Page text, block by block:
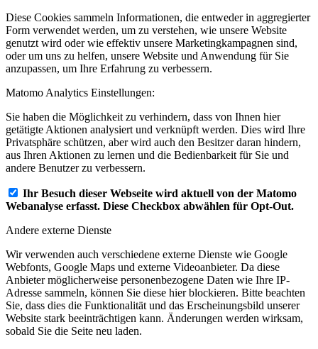
Diese Cookies sammeln Informationen, die entweder in aggregierter
Form verwendet werden, um zu verstehen, wie unsere Website
genutzt wird oder wie effektiv unsere Marketingkampagnen sind,
oder um uns zu helfen, unsere Website und Anwendung für Sie
anzupassen, um Ihre Erfahrung zu verbessern.
Matomo Analytics Einstellungen:
Sie haben die Möglichkeit zu verhindern, dass von Ihnen hier
getätigte Aktionen analysiert und verknüpft werden. Dies wird Ihre
Privatsphäre schützen, aber wird auch den Besitzer daran hindern,
aus Ihren Aktionen zu lernen und die Bedienbarkeit für Sie und
andere Benutzer zu verbessern.
Ihr Besuch dieser Webseite wird aktuell von der Matomo
Webanalyse erfasst. Diese Checkbox abwählen für Opt-Out.
Andere externe Dienste
Wir verwenden auch verschiedene externe Dienste wie Google
Webfonts, Google Maps und externe Videoanbieter. Da diese
Anbieter möglicherweise personenbezogene Daten wie Ihre IP-
Adresse sammeln, können Sie diese hier blockieren. Bitte beachten
Sie, dass dies die Funktionalität und das Erscheinungsbild unserer
Website stark beeinträchtigen kann. Änderungen werden wirksam,
sobald Sie die Seite neu laden.